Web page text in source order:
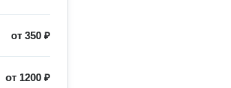
от350 ₽
от 1200 ₽